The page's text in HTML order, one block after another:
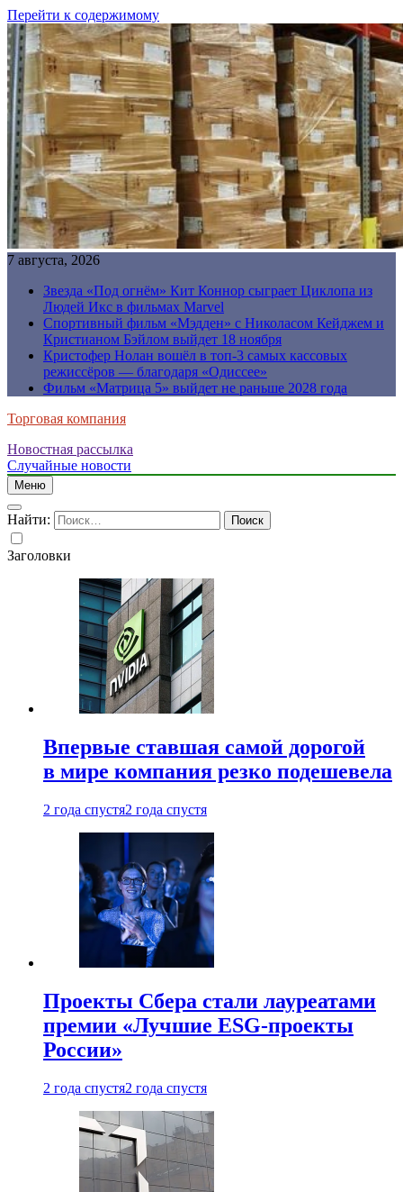
Перейти к содержимому
7 августа, 2026
Звезда «Под огнём» Кит Коннор сыграет Циклопа из
Людей Икс в фильмах Marvel
Спортивный фильм «Мэдден» с Николасом Кейджем и
Кристианом Бэйлом выйдет 18 ноября
Кристофер Нолан вошёл в топ-3 самых кассовых
режиссёров — благодаря «Одиссее»
Фильм «Матрица 5» выйдет не раньше 2028 года
Торговая компания
Новостная рассылка
Случайные новости
Меню
Найти:
Заголовки
Впервые ставшая самой дорогой
в мире компания резко подешевела
2 года спустя2 года спустя
Проекты Сбера стали лауреатами
премии «Лучшие ESG-проекты
России»
2 года спустя2 года спустя